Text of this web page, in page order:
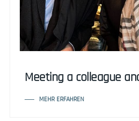
Meeting a colleague
MEHR ERFAHREN